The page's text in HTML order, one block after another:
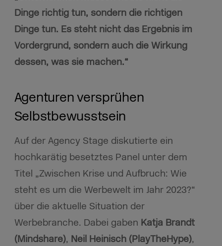
Dinge richtig tun, sondern die richtigen
Dinge tun. Es steht nicht das Ergebnis im
Vordergrund, sondern auch die Wirkung
dessen, was sie machen.“
Agenturen versprühen
Selbstbewusstsein
Auf der Agency Stage diskutierte ein
hochkarätig besetztes Panel unter dem
Titel „Zwischen Krise und Aufbruch: Wie
steht es um die Werbewelt im Jahr 2023?“
über die aktuelle Situation der
Werbebranche. Dabei gaben Katja Brandt
(Mindshare), Neil Heinisch (PlayTheHype),